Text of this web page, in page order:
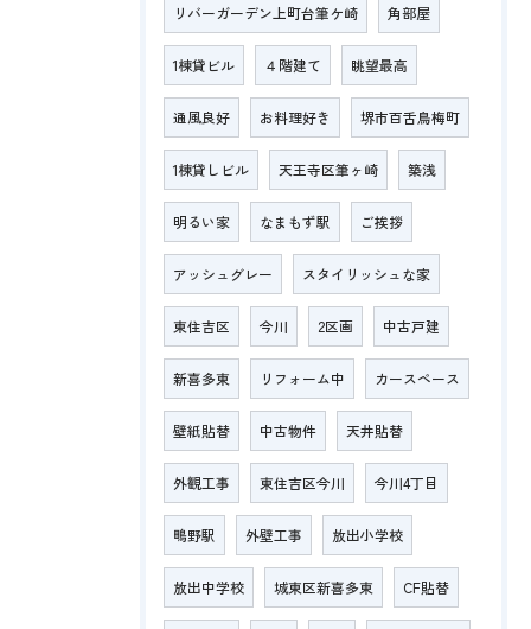
リバーガーデン上町台筆ケ崎 角部屋
1棟貸ビル ４階建て 眺望最高
通風良好 お料理好き 堺市百舌鳥梅町
1棟貸しビル 天王寺区筆ヶ崎 築浅
明るい家 なまもず駅 ご挨拶
アッシュグレー スタイリッシュな家
東住吉区 今川 2区画 中古戸建
新喜多東 リフォーム中 カースペース
壁紙貼替 中古物件 天井貼替
外観工事 東住吉区今川 今川4丁目
鴫野駅 外壁工事 放出小学校
放出中学校 城東区新喜多東 CF貼替